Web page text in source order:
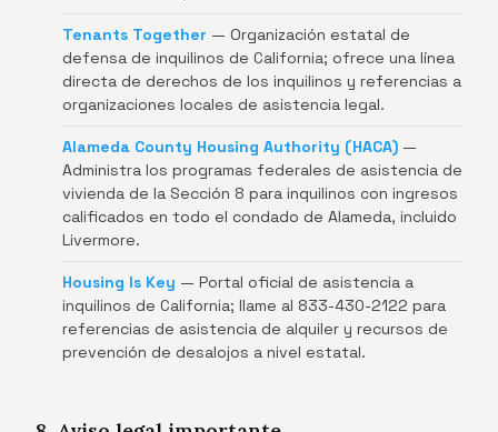
Tenants Together — Organización estatal de
defensa de inquilinos de California; ofrece una línea
directa de derechos de los inquilinos y referencias a
organizaciones locales de asistencia legal.
Alameda County Housing Authority (HACA) —
Administra los programas federales de asistencia de
vivienda de la Sección 8 para inquilinos con ingresos
calificados en todo el condado de Alameda, incluido
Livermore.
Housing Is Key — Portal oficial de asistencia a
inquilinos de California; llame al 833-430-2122 para
referencias de asistencia de alquiler y recursos de
prevención de desalojos a nivel estatal.